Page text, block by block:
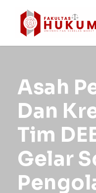
Asah
Dan
Tim
Gelar